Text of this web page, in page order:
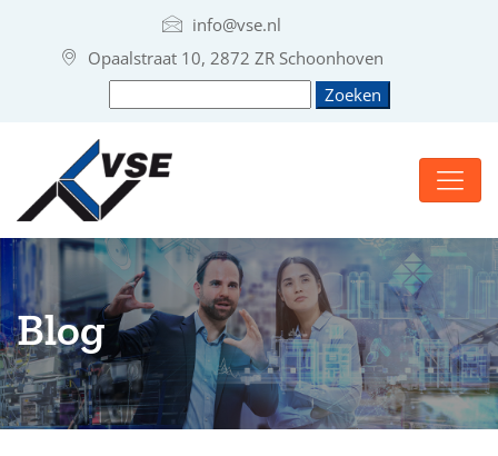
info@vse.nl
Opaalstraat 10, 2872 ZR Schoonhoven
Blog